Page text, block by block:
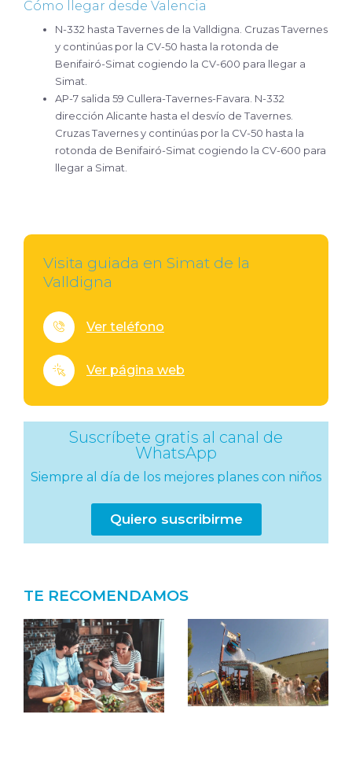
Cómo llegar desde Valencia
N-332 hasta Tavernes de la Valldigna. Cruzas Tavernes
y continúas por la CV-50 hasta la rotonda de
Benifairó-Simat cogiendo la CV-600 para llegar a
Simat.
AP-7 salida 59 Cullera-Tavernes-Favara. N-332
dirección Alicante hasta el desvío de Tavernes.
Cruzas Tavernes y continúas por la CV-50 hasta la
rotonda de Benifairó-Simat cogiendo la CV-600 para
llegar a Simat.
Visita guiada en Simat de la
Valldigna
Ver teléfono
Ver página web
Suscríbete gratis al canal de
WhatsApp
Siempre al día de los mejores planes con niños
Quiero suscribirme
TE RECOMENDAMOS